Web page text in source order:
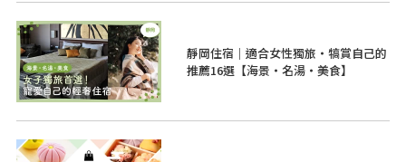
靜岡住宿｜適合女性獨旅・犒賞自己的
推薦16選【海景・名湯・美食】